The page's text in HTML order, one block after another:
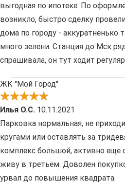
выгодная по ипотеке. По
возникло, быстро сделку
дома по городу - аккуратненько
много зелени. Станция до Мск
спрашивала, он тут ходит
ЖК "Мой Город"
Илья О.С. 10.11.2021
Парковка нормальная, не
кругами или оставлять за
комплекс большой, активно еще
живу в третьем. Доволен
урвал до повышения квадрата.